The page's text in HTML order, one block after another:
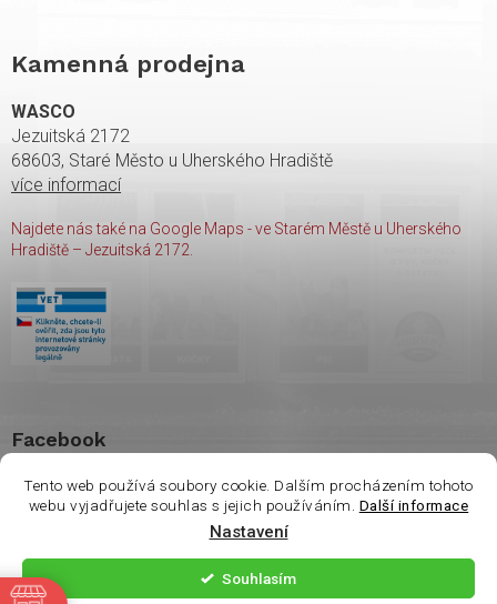
Tento web používá soubory cookie. Dalším procházením tohoto
webu vyjadřujete souhlas s jejich používáním. Další informace
Nastavení
Souhlasím
Kamenná prodejna
WASCO
Jezuitská 2172
68603, Staré Město u Uherského Hradiště
více informací
Najdete nás také na Google Maps - ve Starém Městě u Uherského
Hradiště – Jezuitská 2172.
Facebook
Copyright 2026 shop Wasco. Všechna práva vyhrazena.